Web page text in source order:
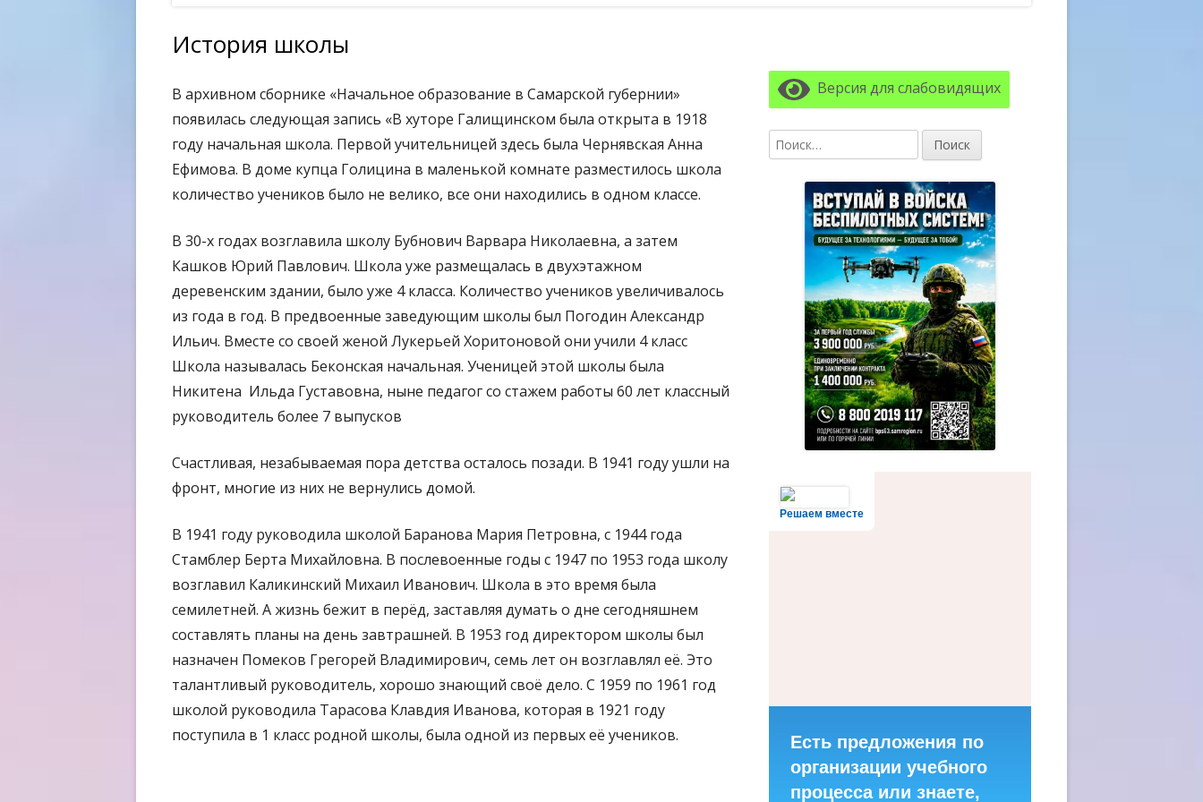
История школы
В архивном сборнике «Начальное образование в Самарской губернии»
появилась следующая запись «В хуторе Галищинском была открыта в 1918
году начальная школа. Первой учительницей здесь была Чернявская Анна
Ефимова. В доме купца Голицина в маленькой комнате разместилось школа
количество учеников было не велико, все они находились в одном классе.
В 30-х годах возглавила школу Бубнович Варвара Николаевна, а затем
Кашков Юрий Павлович. Школа уже размещалась в двухэтажном
деревенским здании, было уже 4 класса. Количество учеников увеличивалось
из года в год. В предвоенные заведующим школы был Погодин Александр
Ильич. Вместе со своей женой Лукерьей Хоритоновой они учили 4 класс
Школа называлась Беконская начальная. Ученицей этой школы была
Никитена Ильда Густавовна, ныне педагог со стажем работы 60 лет классный
руководитель более 7 выпусков
Счастливая, незабываемая пора детства осталось позади. В 1941 году ушли на
фронт, многие из них не вернулись домой.
В 1941 году руководила школой Баранова Мария Петровна, с 1944 года
Стамблер Берта Михайловна. В послевоенные годы с 1947 по 1953 года школу
возглавил Каликинский Михаил Иванович. Школа в это время была
семилетней. А жизнь бежит в перёд, заставляя думать о дне сегодняшнем
составлять планы на день завтрашней. В 1953 год директором школы был
назначен Помеков Грегорей Владимирович, семь лет он возглавлял её. Это
талантливый руководитель, хорошо знающий своё дело. С 1959 по 1961 год
школой руководила Тарасова Клавдия Иванова, которая в 1921 году
поступила в 1 класс родной школы, была одной из первых её учеников.
боковая
колонка
Версия для слабовидящих
Найти:
Решаем вместе
Есть предложения по
организации учебного
процесса или знаете,